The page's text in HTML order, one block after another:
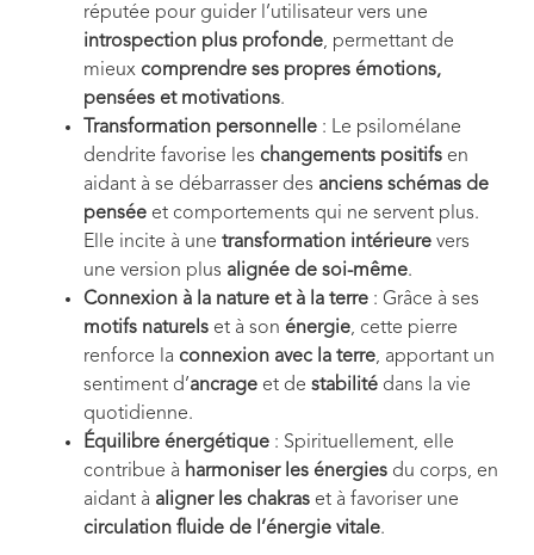
réputée pour guider l’utilisateur vers une
introspection plus profonde, permettant de
mieux comprendre ses propres émotions,
pensées et motivations.
Transformation personnelle : Le psilomélane
dendrite favorise les changements positifs en
aidant à se débarrasser des anciens schémas de
pensée et comportements qui ne servent plus.
Elle incite à une transformation intérieure vers
une version plus alignée de soi-même.
Connexion à la nature et à la terre : Grâce à ses
motifs naturels et à son énergie, cette pierre
renforce la connexion avec la terre, apportant un
sentiment d’ancrage et de stabilité dans la vie
quotidienne.
Équilibre énergétique : Spirituellement, elle
contribue à harmoniser les énergies du corps, en
aidant à aligner les chakras et à favoriser une
circulation fluide de l’énergie vitale.